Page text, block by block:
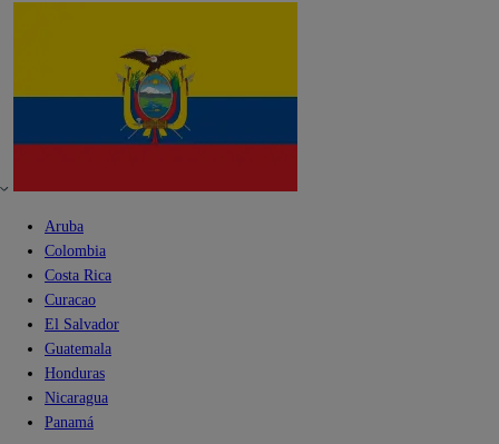
Aruba
Colombia
Costa Rica
Curacao
El Salvador
Guatemala
Honduras
Nicaragua
Panamá